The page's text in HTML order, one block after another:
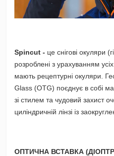
Spincut - це снігові окуляри
розроблені з урахуванням
мають рецептурні окуляри.
Glass (OTG) поєднує в собі
зі стилем та чудовий захист
циліндричній лінзі із
ОПТИЧНА ВСТАВКА